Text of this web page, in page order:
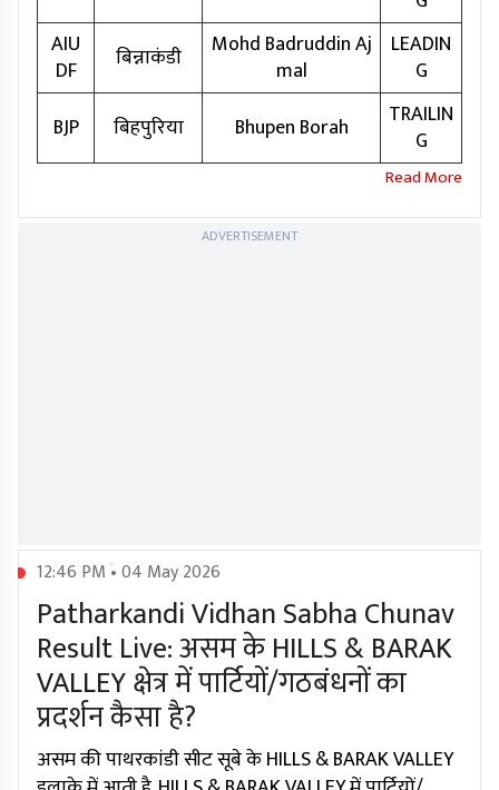
AIU
DF
बिन्नाकंडी
Mohd Badruddin Aj
mal
LEADIN
G
BJP
बिहपुरिया Bhupen Borah
TRAILIN
G
ADVERTISEMENT
12:46 PM • 04 May 2026
Patharkandi Vidhan Sabha Chunav
Result Live: असम के HILLS & BARAK
VALLEY क्षेत्र में पार्टियों/गठबंधनों का
प्रदर्शन कैसा है?
असम की पाथरकांडी सीट सूबे के HILLS & BARAK VALLEY